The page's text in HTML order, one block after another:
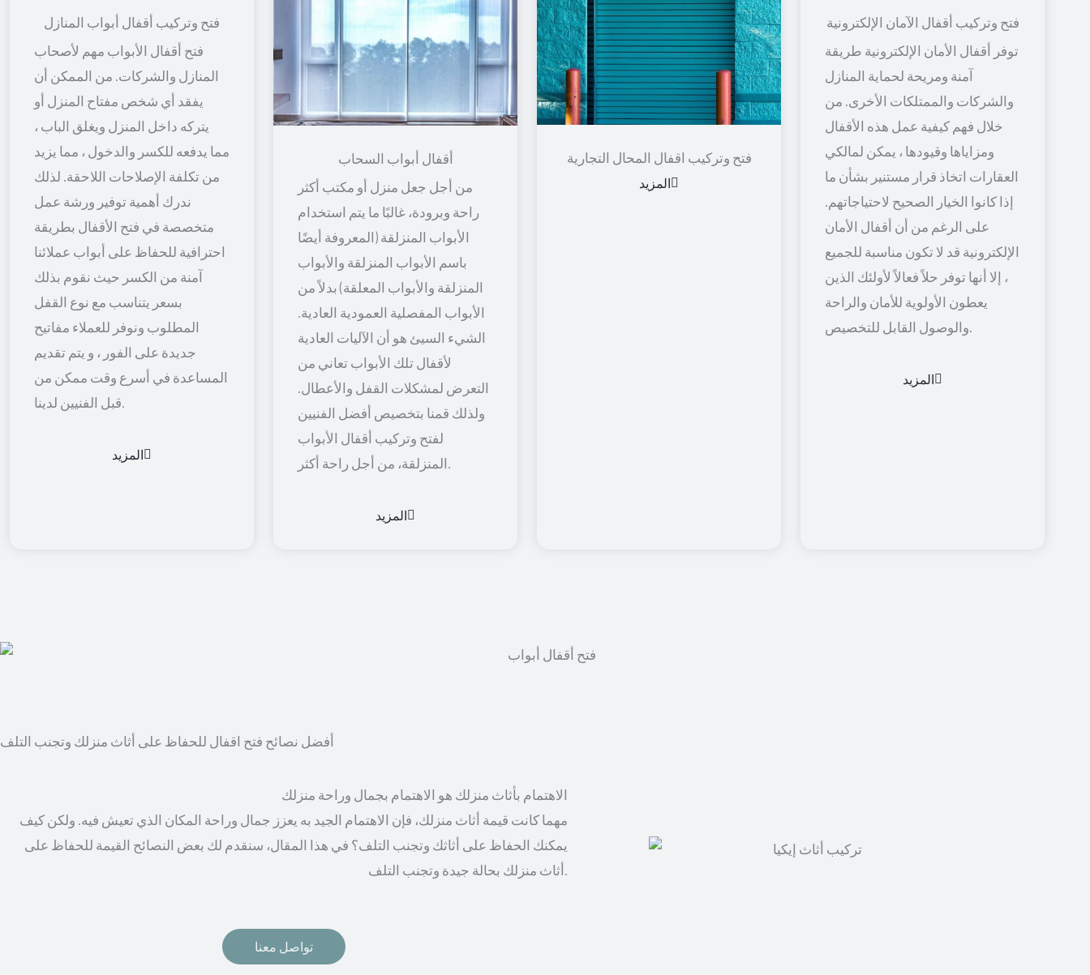
فتح وتركيب أقفال أبواب المنازل
فتح أقفال الأبواب مهم لأصحاب
المنازل والشركات. من الممكن أن
يفقد أي شخص مفتاح المنزل أو
يتركه داخل المنزل ويغلق الباب ،
مما يدفعه للكسر والدخول ، مما يزيد
من تكلفة الإصلاحات اللاحقة. لذلك
ندرك أهمية توفير ورشة عمل
متخصصة في فتح الأقفال بطريقة
احترافية للحفاظ على أبواب عملائنا
آمنة من الكسر حيث نقوم بذلك
بسعر يتناسب مع نوع القفل
المطلوب ونوفر للعملاء مفاتيح
جديدة على الفور ، و يتم تقديم
المساعدة في أسرع وقت ممكن من
المزيد
أقفال أبواب السحاب
من أجل جعل منزل أو مكتب أكثر
راحة وبرودة، غالبًا ما يتم استخدام
الأبواب المنزلقة (المعروفة أيضًا
باسم الأبواب المنزلقة والأبواب
المنزلقة والأبواب المعلقة) بدلاً من
الأبواب المفصلية العمودية العادية.
الشيء السيئ هو أن الآليات العادية
لأقفال تلك الأبواب تعاني من
التعرض لمشكلات القفل والأعطال.
ولذلك قمنا بتخصيص أفضل الفنيين
لفتح وتركيب أقفال الأبواب
المزيد
فتح وتركيب اقفال المحال التجارية
المزيد
توفر أقفال الأمان الإلكترونية طريقة
آمنة ومريحة لحماية المنازل
والشركات والممتلكات الأخرى. من
خلال فهم كيفية عمل هذه الأقفال
ومزاياها وقيودها ، يمكن لمالكي
العقارات اتخاذ قرار مستنير بشأن ما
إذا كانوا الخيار الصحيح لاحتياجاتهم.
على الرغم من أن أقفال الأمان
الإلكترونية قد لا تكون مناسبة للجميع
، إلا أنها توفر حلاً فعالاً لأولئك الذين
يعطون الأولوية للأمان والراحة
المزيد
أفضل نصائح فتح اقفال للحفاظ على أثاث منزلك وتجنب التلف
الاهتمام بأثاث منزلك هو الاهتمام بجمال وراحة منزلك
مهما كانت قيمة أثاث منزلك، فإن الاهتمام الجيد به يعزز جمال وراحة المكان الذي تعيش فيه. ولكن كيف
يمكنك الحفاظ على أثاثك وتجنب التلف؟ في هذا المقال، سنقدم لك بعض النصائح القيمة للحفاظ على
أثاث منزلك بحالة جيدة وتجنب التلف.
تواصل معنا